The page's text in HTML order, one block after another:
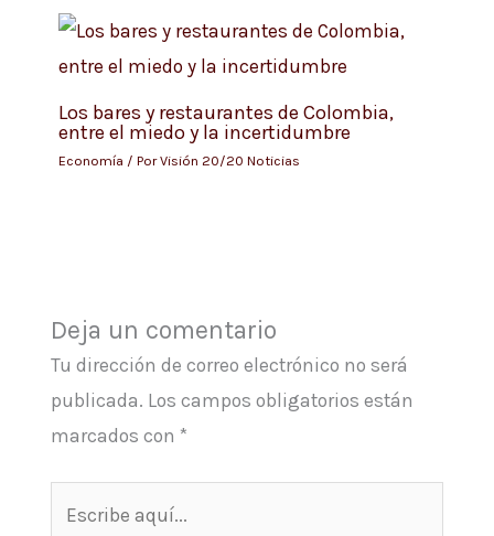
Los bares y restaurantes de Colombia,
entre el miedo y la incertidumbre
Economía / PorVisión 20/20 Noticias
Deja un comentario
Tu dirección de correo electrónico no será
publicada. Los campos obligatorios están
marcados con *